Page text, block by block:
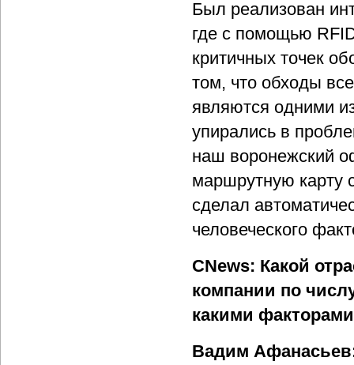
Был реализован
где с помощью
критичных точек
том, что обходы
являются одними
упирались в
наш воронежский
маршрутную карту
сделал
человеческого
CNews: Какой
компании по
какими
Вадим